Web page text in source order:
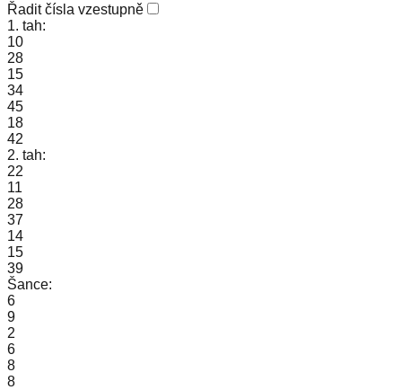
Řadit čísla vzestupně
1. tah:
10
28
15
34
45
18
42
2. tah:
22
11
28
37
14
15
39
Šance:
6
9
2
6
8
8